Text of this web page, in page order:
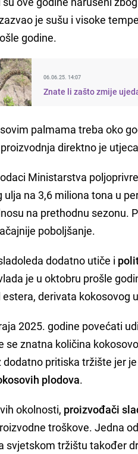
je sušu i visoke
godine.
06.06.25. 14:07
Znate li zašto zmije
palmama treba oko
direktno je
Ministarstva
ulja na 3,6 miliona tona u
na prethodnu sezonu.
poboljšanje.
dodatno utiče i
je u oktobru prošle
derivata kokosovog
2025. godine povećati
se znatna količina
dodatno pritiska tržište jer
plodova.
okolnosti, proizvođači
troškove. Jedna
svjetskom tržištu također